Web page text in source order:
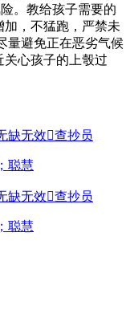
。教给孩子需要的
，不猛跑，严禁未
量避免正在恶劣气候
关心孩子的上彀过
缺无效查抄员
聪慧
缺无效查抄员
聪慧